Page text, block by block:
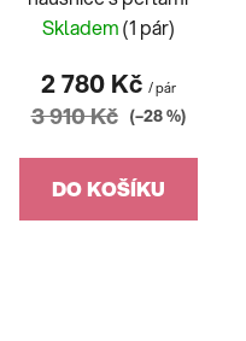
Skladem(1 pár)
2 780 Kč / pár
3 910 Kč (–28 %)
DO KOŠÍKU